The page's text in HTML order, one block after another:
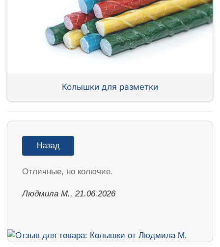
Колышки для разметки
Назад
Отличные, но колючие.
Людмила М., 21.06.2026